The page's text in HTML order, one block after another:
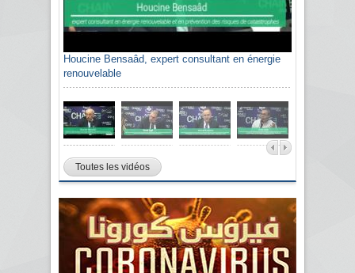
Sami Agli, président de la Confédération
algérienne du patronat citoyen CAPC
Toutes les vidéos